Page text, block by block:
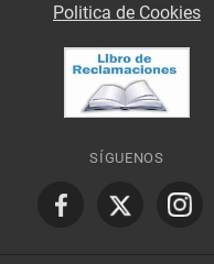
Politica de Cookies
SÍGUENOS